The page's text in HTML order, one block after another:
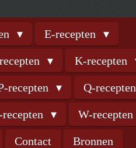
E-recepten
K-recepten
recepten Q-recepten
W-recepten
Contact Bronnen